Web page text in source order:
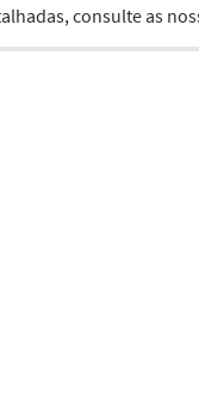
consulte as